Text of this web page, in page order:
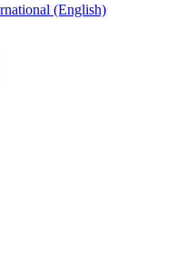
(English)